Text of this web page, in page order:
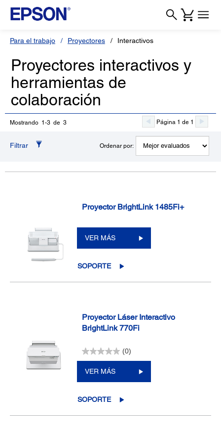
Para el trabajo Proyectores Interactivos
Proyectores interactivos y
herramientas de
colaboración
Mostrando 1-3 de 3 Página 1 de 1
Filtrar Ordenar por:
Proyector BrightLink 1485Fi+
VER MÁS
SOPORTE
Proyector Láser Interactivo
BrightLink 770Fi
(0)
VER MÁS
SOPORTE